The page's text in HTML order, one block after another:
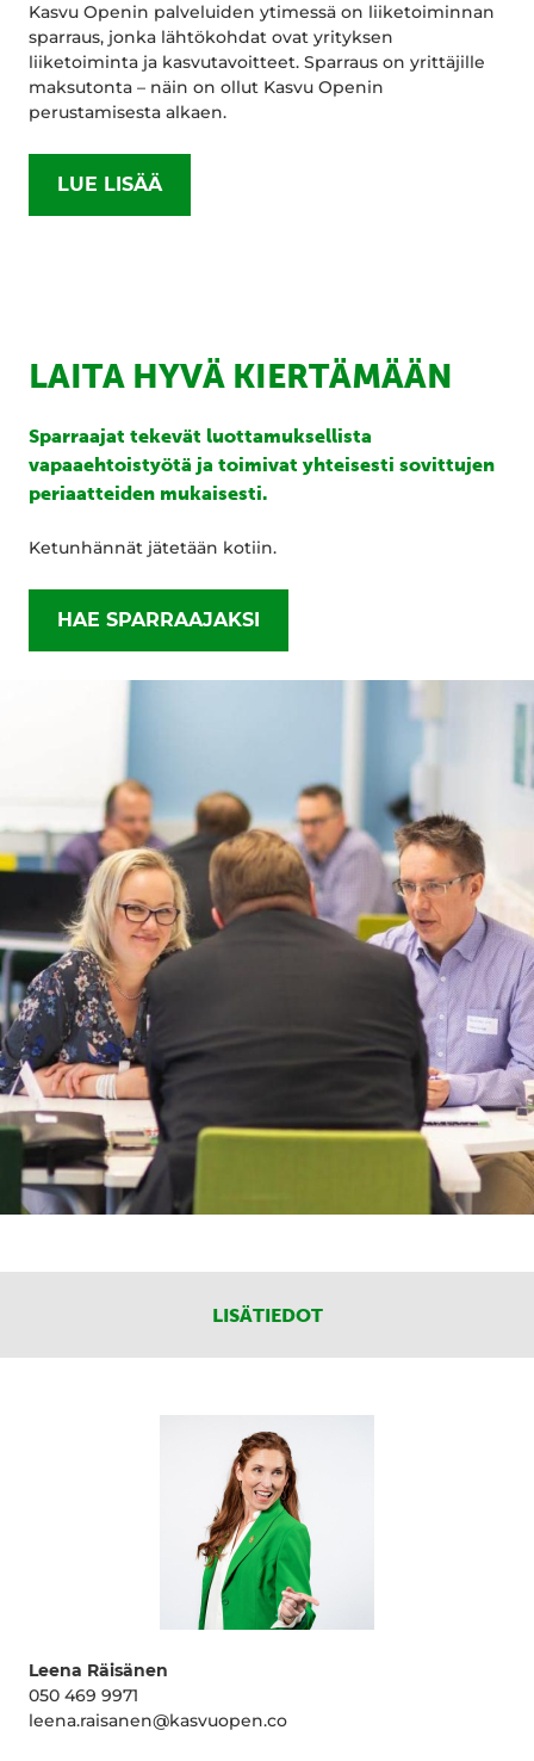
Kasvu Openin palveluiden ytimessä on liiketoiminnan
sparraus, jonka lähtökohdat ovat yrityksen
liiketoiminta ja kasvutavoitteet. Sparraus on yrittäjille
maksutonta – näin on ollut Kasvu Openin
perustamisesta alkaen.
LUE LISÄÄ
LAITA HYVÄ KIERTÄMÄÄN
Sparraajat tekevät luottamuksellista
vapaaehtoistyötä ja toimivat yhteisesti sovittujen
periaatteiden mukaisesti.
Ketunhännät jätetään kotiin.
HAE SPARRAAJAKSI
LISÄTIEDOT
Leena Räisänen
050 469 9971
leena.raisanen@kasvuopen.co